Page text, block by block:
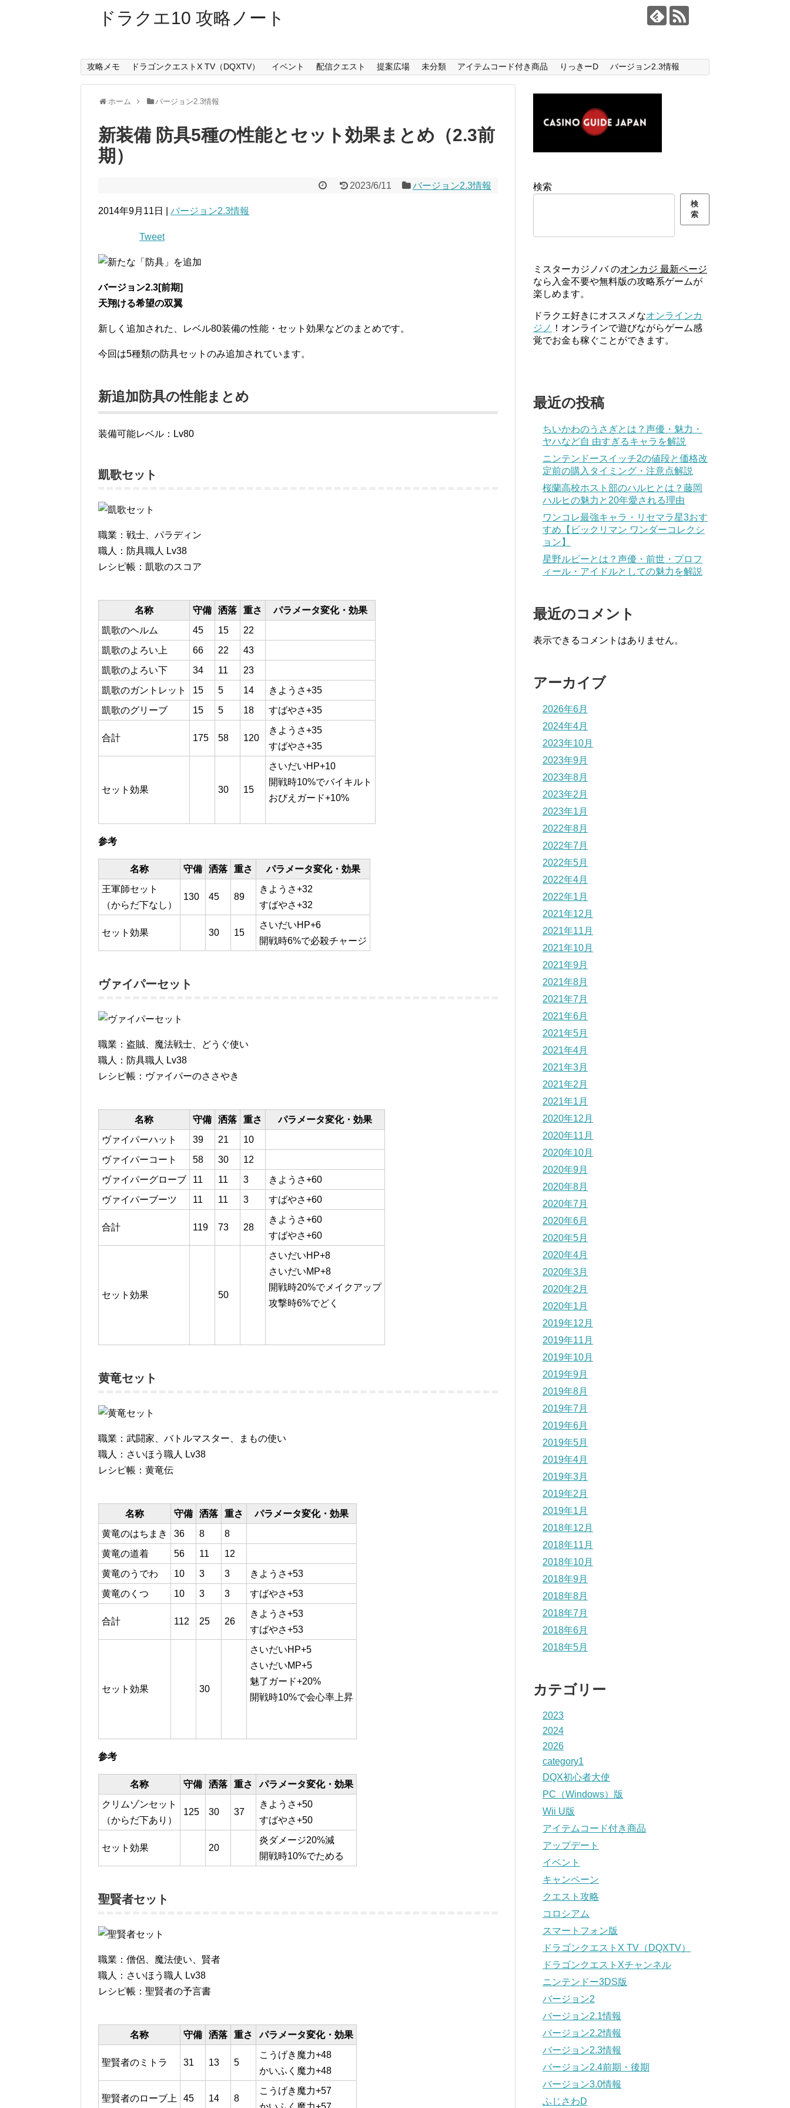
ドラクエ10 攻略ノート
攻略メモ ドラゴンクエストX TV（DQXTV） イベント 配信クエスト 提案広場 未分類 アイテムコード付き商品 りっきーD バージョン2.3情報
ホーム バージョン2.3情報
新装備 防具5種の性能とセット効果まとめ（2.3前
期）
2023/6/11 バージョン2.3情報
2014年9月11日 | バージョン2.3情報
Tweet
バージョン2.3[前期]
天翔ける希望の双翼
新しく追加された、レベル80装備の性能・セット効果などのまとめです。
今回は5種類の防具セットのみ追加されています。
新追加防具の性能まとめ
装備可能レベル：Lv80
凱歌セット
職業：戦士、パラディン
職人：防具職人 Lv38
レシピ帳：凱歌のスコア
名称 守備 洒落 重さ
パラメータ変化・効果
凱歌のヘルム
45 15
22
凱歌のよろい上
66 22
43
凱歌のよろい下
34 11
23
凱歌のガントレット
15 5 14
きようさ+35
凱歌のグリーブ
15 5 18 すばやさ+35
合計 175 58 120
きようさ+35
すばやさ+35
セット効果 30 15
さいだいHP+10
開戦時10%でバイキルト
おびえガード+10%
参考
名称 守備 洒落 重さ
パラメータ変化・効果
王軍師セット
（からだ下なし）
130 45 89
きようさ+32
すばやさ+32
セット効果 30 15
さいだいHP+6
開戦時6%で必殺チャージ
ヴァイパーセット
職業：盗賊、魔法戦士、どうぐ使い
職人：防具職人 Lv38
レシピ帳：ヴァイパーのささやき
名称 守備 洒落 重さ
パラメータ変化・効果
ヴァイパーハット
39 21
10
ヴァイパーコート
58 30
12
ヴァイパーグローブ
11 11 3
きようさ+60
ヴァイパーブーツ
11 11 3 すばやさ+60
合計 119 73 28
きようさ+60
すばやさ+60
セット効果 50
さいだいHP+8
さいだいMP+8
開戦時20%でメイクアップ
攻撃時6%でどく
黄竜セット
職業：武闘家、バトルマスター、まもの使い
職人：さいほう職人 Lv38
レシピ帳：黄竜伝
名称 守備 洒落 重さ
パラメータ変化・効果
黄竜のはちまき
36 8
8
黄竜の道着
56 11
12
黄竜のうでわ
10 3 3
きようさ+53
黄竜のくつ
10 3 3 すばやさ+53
合計 112 25 26
きようさ+53
すばやさ+53
セット効果 30
さいだいHP+5
さいだいMP+5
魅了ガード+20%
開戦時10%で会心率上昇
参考
名称 守備 洒落 重さ
パラメータ変化・効果
クリムゾンセット
（からだ下あり）
125 30 37
きようさ+50
すばやさ+50
セット効果 20
炎ダメージ20%減
開戦時10%でためる
聖賢者セット
職業：僧侶、魔法使い、賢者
職人：さいほう職人 Lv38
レシピ帳：聖賢者の予言書
名称 守備 洒落 重さ パラメータ変化・効果
聖賢者のミトラ 31 13 5
こうげき魔力+48
かいふく魔力+48
聖賢者のローブ上 45 14 8
こうげき魔力+57
検索
検
索
ミスターカジノバ のオンカジ 最新ページ
なら入金不要や無料版の攻略系ゲームが
楽しめます。
ドラクエ好きにオススメなオンラインカ
ジノ ！オンラインで遊びながらゲーム感
覚でお金も稼ぐことができます。
最近の投稿
ちいかわのうさぎとは？声優・魅力・
ヤハなど自 由すぎるキャラを解説
ニンテンドースイッチ2の値段と価格改
定前の購入タイミング・注意点解説
桜蘭高校ホスト部のハルヒとは？藤岡
ハルヒの魅力と20年愛される理由
ワンコレ最強キャラ・リセマラ星3おす
すめ【ビックリマン ワンダーコレクシ
ョン】
星野ルビーとは？声優・前世・プロフ
ィール・アイドルとしての魅力を解説
最近のコメント
表示できるコメントはありません。
アーカイブ
2026年6月
2024年4月
2023年10月
2023年9月
2023年8月
2023年2月
2023年1月
2022年8月
2022年7月
2022年5月
2022年4月
2022年1月
2021年12月
2021年11月
2021年10月
2021年9月
2021年8月
2021年7月
2021年6月
2021年5月
2021年4月
2021年3月
2021年2月
2021年1月
2020年12月
2020年11月
2020年10月
2020年9月
2020年8月
2020年7月
2020年6月
2020年5月
2020年4月
2020年3月
2020年2月
2020年1月
2019年12月
2019年11月
2019年10月
2019年9月
2019年8月
2019年7月
2019年6月
2019年5月
2019年4月
2019年3月
2019年2月
2019年1月
2018年12月
2018年11月
2018年10月
2018年9月
2018年8月
2018年7月
2018年6月
2018年5月
カテゴリー
2023
2024
2026
category1
DQX初心者大使
PC（Windows）版
Wii U版
アイテムコード付き商品
アップデート
イベント
キャンペーン
クエスト攻略
コロシアム
スマートフォン版
ドラゴンクエストX TV（DQXTV）
ドラゴンクエストXチャンネル
ニンテンドー3DS版
バージョン2
バージョン2.1情報
バージョン2.2情報
バージョン2.3情報
バージョン2.4前期・後期
バージョン3.0情報
ふじさわD